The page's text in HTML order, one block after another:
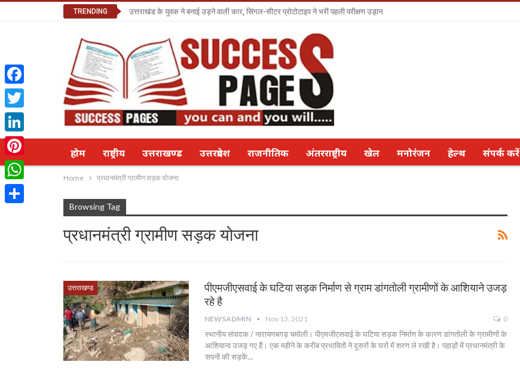
TRENDING उत्तराखंड के युवक ने बनाई उड़ने वाली कार, सिंगल-सीटर प्रोटोटाइप ने भरी पहली परीक्षण उड़ान
होम राष्ट्रीय उत्तराखण्ड उत्तरप्रदेश राजनीतिक अंतरराष्ट्रीय खेल मनोरंजन हेल्थ संपर्क करें
Home प्रधानमंत्री ग्रामीण सड़क योजना
Browsing Tag
प्रधानमंत्री ग्रामीण सड़क योजना
उत्तराखण्ड
पीएमजीएसवाई के घटिया सड़क निर्माण से ग्राम डांगतोली ग्रामीणों के आशियाने उजड़
रहे है
NEWSADMIN Nov 13, 2021 0
स्थानीय संपादक / नारायणबगड़ चमोली। पीएमजीएसवाई के घटिया सड़क निर्माण के कारण डांगतोली के ग्रामीणों के
आशियाना उजड़ गए हैं। एक महीने के करीब प्रभावितों ने दूसरों के घरों में शरण ले रखी है। पहाड़ों में प्रधानमंत्री के
सपनों की सड़कें…
Facebook
Twitter
LinkedIn
Pinterest
WhatsApp